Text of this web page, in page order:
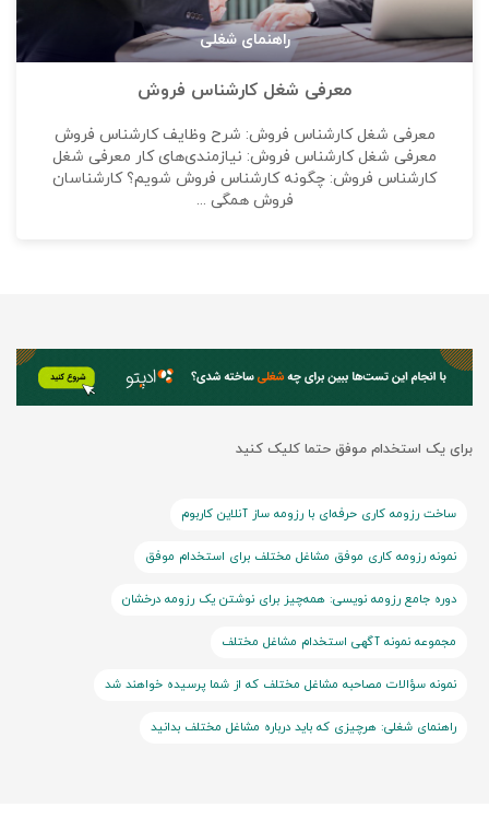
راهنمای شغلی
معرفی شغل کارشناس فروش
معرفی شغل کارشناس فروش: شرح وظایف کارشناس فروش
معرفی شغل کارشناس فروش: نیازمندی‌های کار معرفی شغل
کارشناس فروش: چگونه کارشناس فروش شویم؟ کارشناسان
فروش همگی ...
برای یک استخدام موفق حتما کلیک کنید
ساخت رزومه کاری حرفه‌ای با رزومه ساز آنلاین کاربوم
نمونه رزومه کاری موفق مشاغل مختلف برای استخدام موفق
دوره جامع رزومه نویسی: همه‌چیز برای نوشتن یک رزومه درخشان
مجموعه نمونه آگهی استخدام مشاغل مختلف
نمونه سؤالات مصاحبه مشاغل مختلف که از شما پرسیده خواهند شد
راهنمای شغلی: هرچیزی که باید درباره مشاغل مختلف بدانید